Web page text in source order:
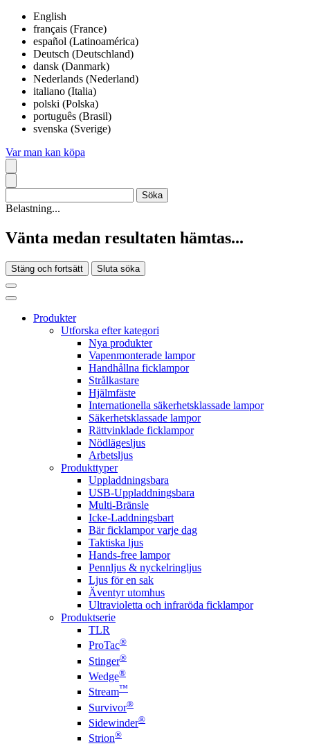
English
français (France)
español (Latinoamérica)
Deutsch (Deutschland)
dansk (Danmark)
Nederlands (Nederland)
italiano (Italia)
polski (Polska)
português (Brasil)
svenska (Sverige)
Var man kan köpa
Belastning...
Vänta medan resultaten hämtas...
Stäng och fortsätt Sluta söka
Produkter
Utforska efter kategori
Nya produkter
Vapenmonterade lampor
Handhållna ficklampor
Strålkastare
Hjälmfäste
Internationella säkerhetsklassade lampor
Säkerhetsklassade lampor
Rättvinklade ficklampor
Nödlägesljus
Arbetsljus
Produkttyper
Uppladdningsbara
USB-Uppladdningsbara
Multi-Bränsle
Icke-Laddningsbart
Bär ficklampor varje dag
Taktiska ljus
Hands-free lampor
Pennljus & nyckelringljus
Ljus för en sak
Äventyr utomhus
Ultravioletta och infraröda ficklampor
Produktserie
TLR
ProTac®
Stinger®
Wedge®
Stream™
Survivor®
Sidewinder®
Strion®